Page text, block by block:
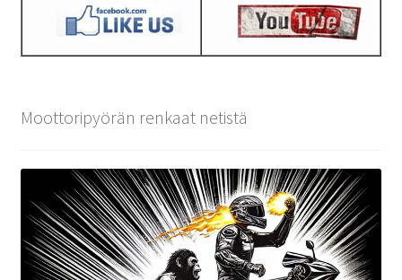
Moottoripyörän renkaat netistä